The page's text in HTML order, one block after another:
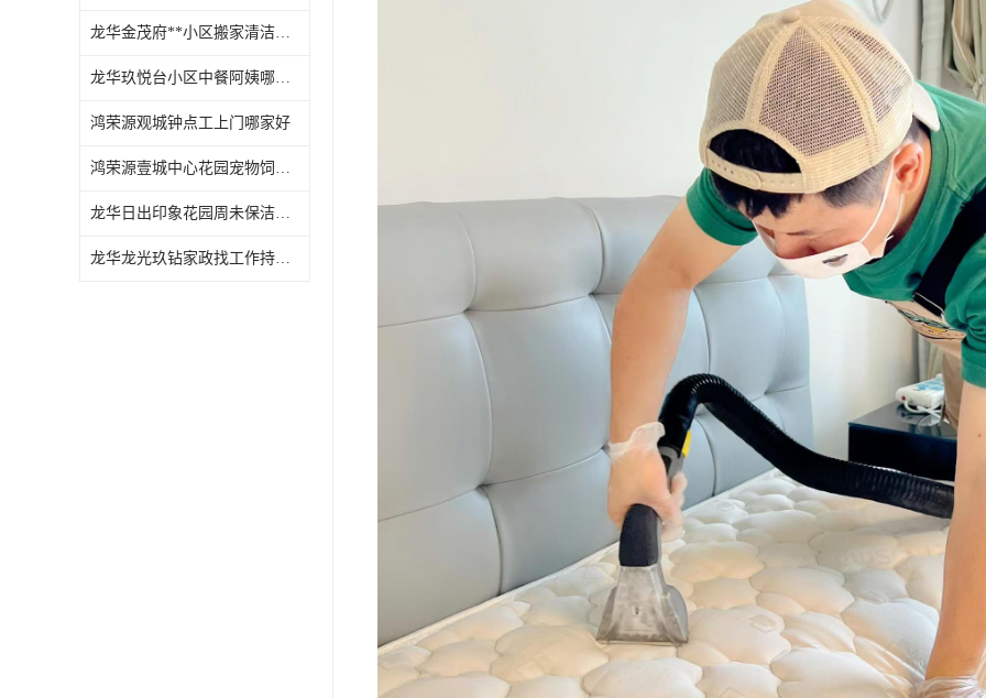
龙华金茂府**小区搬家清洁怎么样
龙华玖悦台小区中餐阿姨哪家好
鸿荣源观城钟点工上门哪家好
鸿荣源壹城中心花园宠物饲养上门服务哪家好
龙华日出印象花园周未保洁持证上岗
龙华龙光玖钻家政找工作持证上岗